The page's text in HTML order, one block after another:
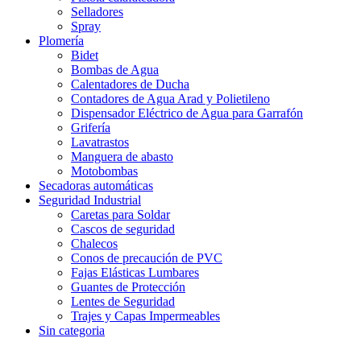
Selladores
Spray
Plomería
Bidet
Bombas de Agua
Calentadores de Ducha
Contadores de Agua Arad y Polietileno
Dispensador Eléctrico de Agua para Garrafón
Grifería
Lavatrastos
Manguera de abasto
Motobombas
Secadoras automáticas
Seguridad Industrial
Caretas para Soldar
Cascos de seguridad
Chalecos
Conos de precaución de PVC
Fajas Elásticas Lumbares
Guantes de Protección
Lentes de Seguridad
Trajes y Capas Impermeables
Sin categoria